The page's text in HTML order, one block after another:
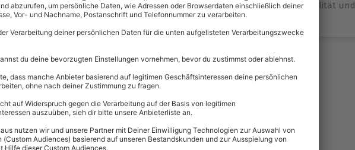
Große Auswahl, volle Flexibilität und
maximale Sicherheit
Große Auswahl
Erlebnisse.
Volle Flexibilität
einlösbar.
10 Jahre gültig & verlängerbar.
Energie! Schließe die Augen und
Alltags-Stress bei diesem